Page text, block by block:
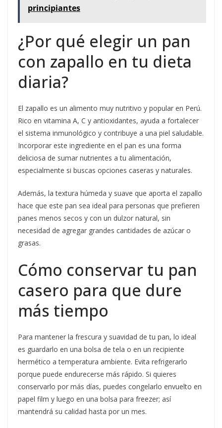
principiantes
¿Por qué elegir un pan
con zapallo en tu dieta
diaria?
El zapallo es un alimento muy nutritivo y popular en Perú.
Rico en vitamina A, C y antioxidantes, ayuda a fortalecer
el sistema inmunológico y contribuye a una piel saludable.
Incorporar este ingrediente en el pan es una forma
deliciosa de sumar nutrientes a tu alimentación,
especialmente si buscas opciones caseras y naturales.
Además, la textura húmeda y suave que aporta el zapallo
hace que este pan sea ideal para personas que prefieren
panes menos secos y con un dulzor natural, sin
necesidad de agregar grandes cantidades de azúcar o
grasas.
Cómo conservar tu pan
casero para que dure
más tiempo
Para mantener la frescura y suavidad de tu pan, lo ideal
es guardarlo en una bolsa de tela o en un recipiente
hermético a temperatura ambiente. Evita refrigerarlo
porque puede endurecerse más rápido. Si quieres
conservarlo por más días, puedes congelarlo envuelto en
papel film y luego en una bolsa para freezer; así
mantendrá su calidad hasta por un mes.